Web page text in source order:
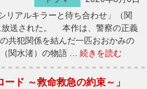
リアルキラーと待ち合わせ」（関
放送された。 本作は、警察の正義
共犯関係を結んだ一匹おおかみの
関水渚）の物語 … 続きを読む
ード ～救命救急の約束～」